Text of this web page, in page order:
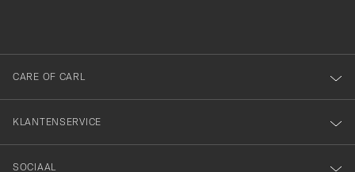
onze
nieuwsbrief!
CARE OF CARL
KLANTENSERVICE
SOCIAAL